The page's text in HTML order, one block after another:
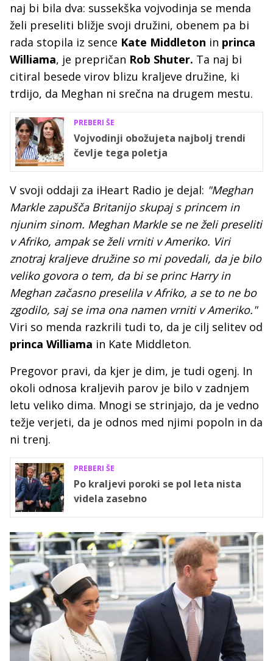
naj bi bila dva: sussekška vojvodinja se menda
želi preseliti bližje svoji družini, obenem pa bi
rada stopila iz sence Kate Middleton in princa
Williama, je prepričan Rob Shuter. Ta naj bi
citiral besede virov blizu kraljeve družine, ki
trdijo, da Meghan ni srečna na drugem mestu.
PREBERI ŠE
Vojvodinji obožujeta najbolj trendi
čevlje tega poletja
V svoji oddaji za iHeart Radio je dejal: "Meghan
Markle zapušča Britanijo skupaj s princem in
njunim sinom. Meghan Markle se ne želi preseliti
v Afriko, ampak se želi vrniti v Ameriko. Viri
znotraj kraljeve družine so mi povedali, da je bilo
veliko govora o tem, da bi se princ Harry in
Meghan začasno preselila v Afriko, a se to ne bo
zgodilo, saj se ima ona namen vrniti v Ameriko."
Viri so menda razkrili tudi to, da je cilj selitev od
princa Williama in Kate Middleton.
Pregovor pravi, da kjer je dim, je tudi ogenj. In
okoli odnosa kraljevih parov je bilo v zadnjem
letu veliko dima. Mnogi se strinjajo, da je vedno
težje verjeti, da je odnos med njimi popoln in da
ni trenj.
PREBERI ŠE
Po kraljevi poroki se pol leta nista
videla zasebno